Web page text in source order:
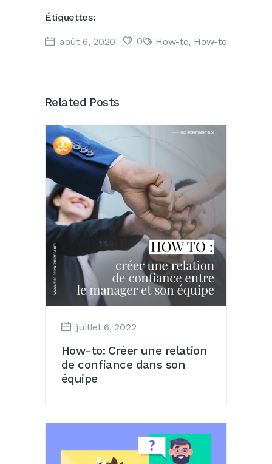
Étiquettes:
août 6, 2020 0 How-to, How-to
Related Posts
juillet 6, 2022
How-to: Créer une relation
de confiance dans son
équipe